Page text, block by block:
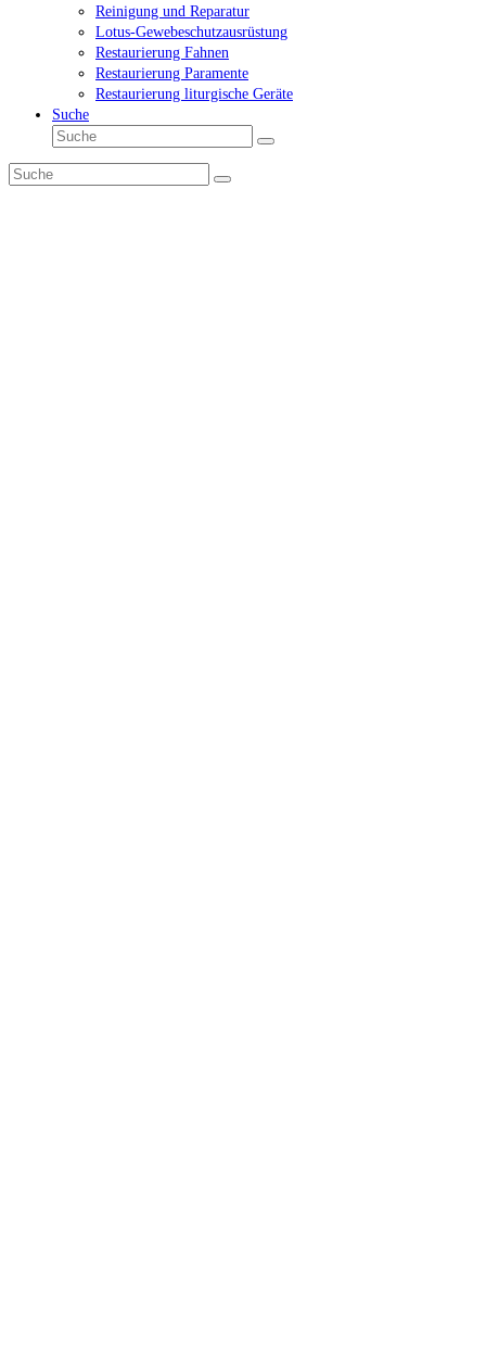
Reinigung und Reparatur
Lotus-Gewebeschutzausrüstung
Restaurierung Fahnen
Restaurierung Paramente
Restaurierung liturgische Geräte
Suche
Suche
Senden
Suche
Senden